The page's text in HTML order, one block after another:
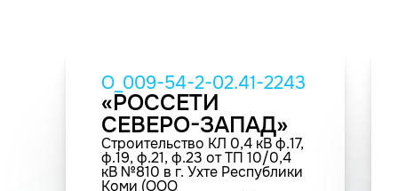
O_009-54-2-02.41-2243
«РОССЕТИ
СЕВЕРО-ЗАПАД»
Строительство КЛ 0,4 кВ ф.17,
ф.19, ф.21, ф.23 от ТП 10/0,4
кВ №810 в г. Ухте Республики
Коми (ООО